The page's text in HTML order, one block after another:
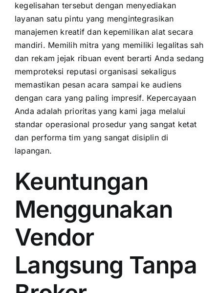
kegelisahan tersebut dengan menyediakan
layanan satu pintu yang mengintegrasikan
manajemen kreatif dan kepemilikan alat secara
mandiri. Memilih mitra yang memiliki legalitas sah
dan rekam jejak ribuan event berarti Anda sedang
memproteksi reputasi organisasi sekaligus
memastikan pesan acara sampai ke audiens
dengan cara yang paling impresif. Kepercayaan
Anda adalah prioritas yang kami jaga melalui
standar operasional prosedur yang sangat ketat
dan performa tim yang sangat disiplin di
lapangan.
Keuntungan
Menggunakan
Vendor
Langsung Tanpa